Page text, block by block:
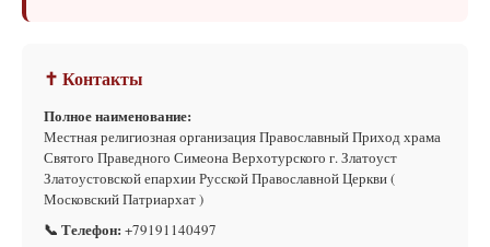
✝ Контакты
Полное наименование:
Местная религиозная организация Православный Приход храма
Святого Праведного Симеона Верхотурского г. Златоуст
Златоустовской епархии Русской Православной Церкви (
Московский Патриархат )
📞 Телефон: +79191140497